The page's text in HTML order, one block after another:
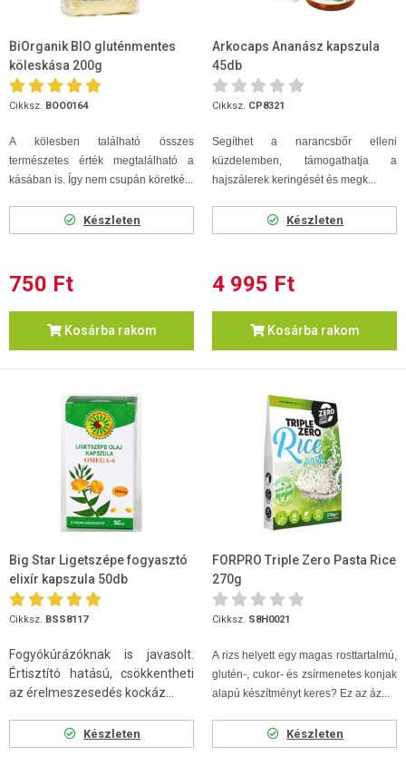
BiOrganik BIO gluténmentes
köleskása 200g
Cikksz. BOO0164
A kölesben található összes
természetes érték megtalálható a
kásában is. Így nem csupán köretké...
Készleten
750 Ft
Kosárba rakom
Arkocaps Ananász kapszula
45db
Cikksz. CP8321
Segíthet a narancsbőr elleni
küzdelemben, támogathatja a
hajszálerek keringését és megk...
Készleten
4 995 Ft
Kosárba rakom
Big Star Ligetszépe fogyasztó
elixír kapszula 50db
Cikksz. BSS8117
Fogyókúrázóknak is javasolt.
Értisztító hatású, csökkentheti
az érelmeszesedés kockáz...
Készleten
FORPRO Triple Zero Pasta Rice
270g
Cikksz. S8H0021
A rizs helyett egy magas rosttartalmú,
glutén-, cukor- és zsírmenetes konjak
alapú készítményt keres? Ez az áz...
Készleten